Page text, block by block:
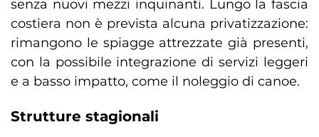
senza nuovi mezzi inquinanti. Lungo la fascia
costiera non è prevista alcuna privatizzazione:
rimangono le spiagge attrezzate già presenti,
con la possibile integrazione di servizi leggeri
e a basso impatto, come il noleggio di canoe.
Strutture stagionali